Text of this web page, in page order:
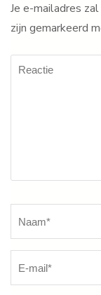
Je e-mailadres
zijn gemarkeerd
Reactie